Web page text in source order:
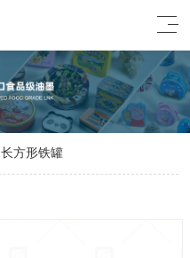
长方形铁罐